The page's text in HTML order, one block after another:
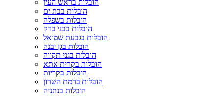
הובלות בראש העין
הובלות בבת ים
הובלות בשפלה
הובלות בבני ברק
הובלות בגבעת שמואל
הובלות בגן יבנה
הובלות בגני תקווה
הובלות בקרית אתא
הובלות בקריות
הובלות ברמת השרון
הובלות בנתניה